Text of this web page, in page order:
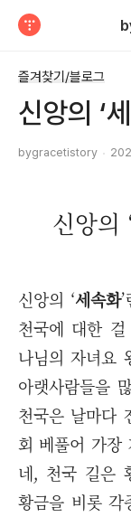
즐겨찾기/블로그
신앙의 ‘
bygracetistory
신앙의
신앙의 ‘세속화
천국에 대한
나님의 자녀요
아랫사람들을
천국은 날마다
회 베풀어 가장
네, 천국 길은
황금을 비롯